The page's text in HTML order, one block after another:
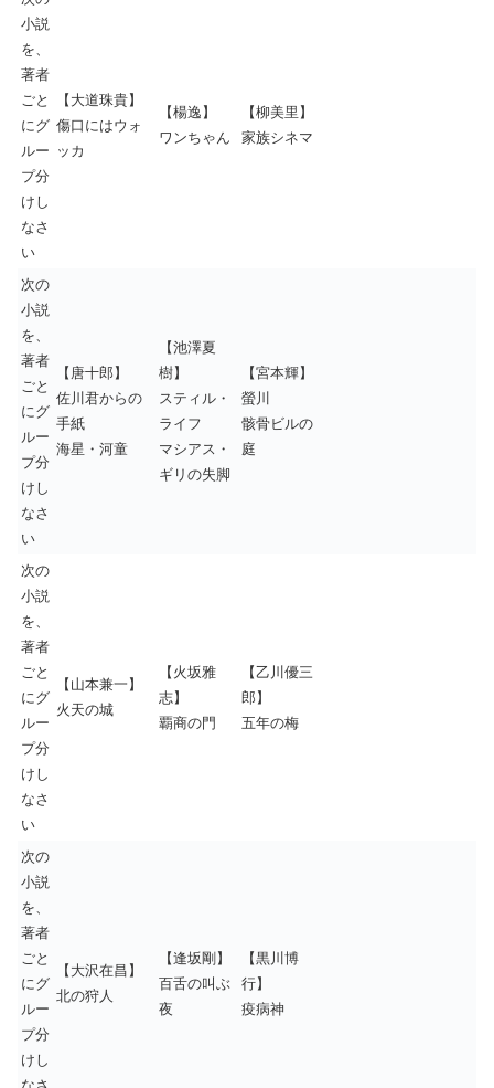
小説
を、
著者
ごと
にグ
ルー
プ分
けし
なさ
い
【大道珠貴】
傷口にはウォ
ッカ
【楊逸】
ワンちゃん
【柳美里】
家族シネマ
次の
小説
を、
著者
ごと
にグ
ルー
プ分
けし
なさ
い
【唐十郎】
佐川君からの
手紙
海星・河童
【池澤夏
樹】
スティル・
ライフ
マシアス・
ギリの失脚
【宮本輝】
螢川
骸骨ビルの
庭
次の
小説
を、
著者
ごと
にグ
ルー
プ分
けし
なさ
い
【山本兼一】
火天の城
【火坂雅
志】
覇商の門
【乙川優三
郎】
五年の梅
次の
小説
を、
著者
ごと
にグ
ルー
プ分
けし
【大沢在昌】
北の狩人
【逢坂剛】
百舌の叫ぶ
夜
【黒川博
行】
疫病神